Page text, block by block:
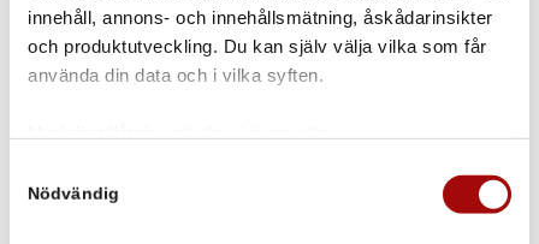
innehåll, annons- och innehållsmätning, åskådarinsikter
och produktutveckling. Du kan själv välja vilka som får
använda din data och i vilka syften.
kan ha en noggrannhet på upp till flera meter
Nödvändig